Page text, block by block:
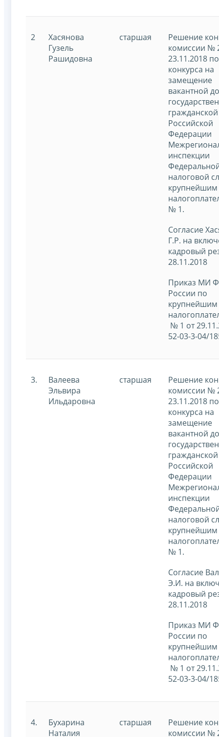
2
Хасянова
Гузель
Рашидовна
старшая
Решение
комиссии №
23.11.2018
конкурса на
замещение
вакантной
Российской
Федерации
инспекции
налоговой
крупнейшим
№ 1.
Согласие
Г.Р. на
кадровый
28.11.2018
Приказ МИ
России по
крупнейшим
№ 1 от
52-03-3-04/
3.
Валеева
Эльвира
Ильдаровна
старшая
Решение
комиссии №
23.11.2018
конкурса на
замещение
вакантной
Российской
Федерации
инспекции
налоговой
крупнейшим
№ 1.
Согласие
Э.И. на
кадровый
28.11.2018
Приказ МИ
России по
крупнейшим
№ 1 от
52-03-3-04/
4.
Бухарина
Наталия
старшая
Решение
комиссии №